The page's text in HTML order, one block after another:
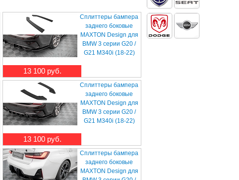
13 100 руб.
Сплиттеры бампера
заднего боковые
MAXTON Design для
BMW 3 серии G20 /
G21 M340i (18-22)
13 100 руб.
Сплиттеры бампера
заднего боковые
MAXTON Design для
BMW 3 серии G20 /
G21 M340i (18-22)
Сплиттеры бампера
заднего боковые
MAXTON Design для